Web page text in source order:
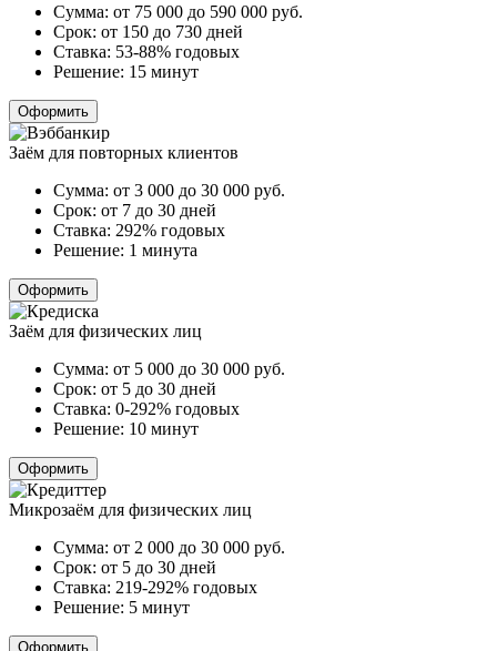
Сумма: от 75 000 до 590 000 руб.
Срок: от 150 до 730 дней
Ставка: 53-88% годовых
Решение: 15 минут
Оформить
Заём для повторных клиентов
Сумма: от 3 000 до 30 000 руб.
Срок: от 7 до 30 дней
Ставка: 292% годовых
Решение: 1 минута
Оформить
Заём для физических лиц
Сумма: от 5 000 до 30 000 руб.
Срок: от 5 до 30 дней
Ставка: 0-292% годовых
Решение: 10 минут
Оформить
Микрозаём для физических лиц
Сумма: от 2 000 до 30 000 руб.
Срок: от 5 до 30 дней
Ставка: 219-292% годовых
Решение: 5 минут
Оформить